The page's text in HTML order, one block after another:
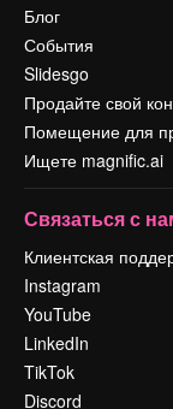
Блог
События
Slidesgo
Продайте свой
Помещение для
Ищете magnific.ai
Связаться с
Клиентская
Instagram
YouTube
LinkedIn
TikTok
Discord